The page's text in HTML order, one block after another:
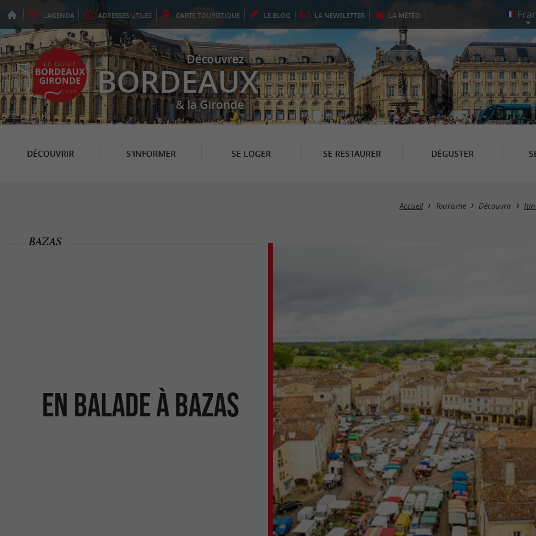
L'AGENDA ADRESSES UTILES CARTE TOURISTIQUE LE BLOG LA NEWSLETTER LA MÉTÉO
Découvrez
BORDEAUX
& la Gironde
DÉCOUVRIR S'INFORMER SE LOGER SE RESTAURER DÉGUSTER
Accueil Tourisme Découvrir
En balade à Bazas
BAZAS